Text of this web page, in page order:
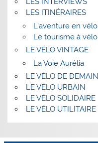
LES ITINÉRAIRES
L’aventure en vélo
Le tourisme à vélo
LE VÉLO VINTAGE
La Voie Aurélia
LE VÉLO DE DEMAIN
LE VÉLO URBAIN
LE VÉLO SOLIDAIRE
LE VÉLO UTILITAIRE